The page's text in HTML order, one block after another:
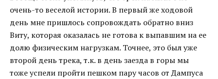
очень-то веселой истории. В первый же ходовой
день мне пришлось сопровождать обратно вниз
Виту, которая оказалась не готова к выпавшим на ее
долю физическим нагрузкам. Точнее, это был уже
второй день трека, т.к. в день заезда в горы мы
тоже успели пройти пешком пару часов от Дампуса